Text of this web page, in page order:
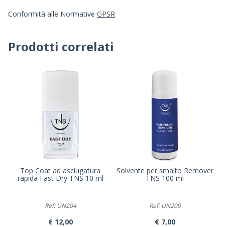
Conformità alle Normative GPSR
Prodotti correlati
Top Coat ad asciugatura
rapida Fast Dry TNS 10 ml
Ref: UN204
€ 12,00
Solvente per smalto Remover
TNS 100 ml
Ref: UN209
€ 7,00